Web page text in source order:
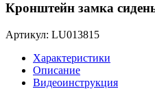
Кронштейн замка
Артикул: LU013815
Характеристики
Описание
Видеоинструкция